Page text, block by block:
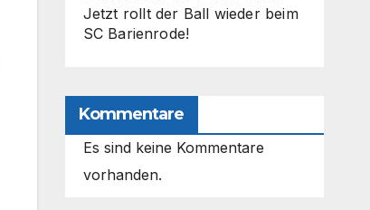
Jetzt rollt der Ball wieder beim
SC Barienrode!
Kommentare
Es sind keine Kommentare
vorhanden.